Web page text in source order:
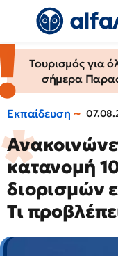
Τουρισμός για
σήμερα
Εκπαίδευση
κατανομή
διορισμών
Τι